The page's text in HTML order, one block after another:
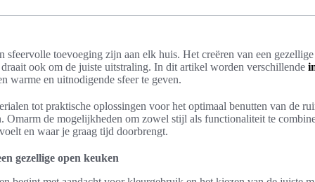
sfeervolle toevoeging zijn aan elk huis. Het creëren van een
ook om de juiste uitstraling. In dit artikel worden verschillende
warme en uitnodigende sfeer te geven.
tot praktische oplossingen voor het optimaal benutten van de
Omarm de mogelijkheden om zowel stijl als functionaliteit te
en waar je graag tijd doorbrengt.
gezellige open keuken